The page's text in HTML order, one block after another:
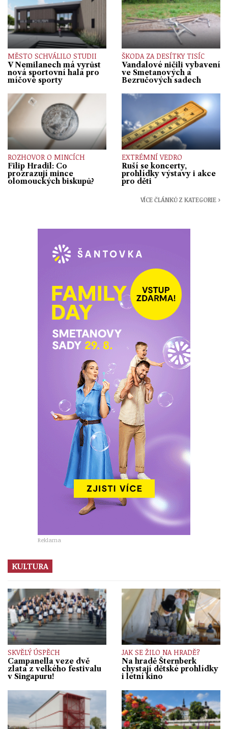
MĚSTO SCHVÁLILO STUDII
V Nemilanech má vyrůst
nová sportovní hala pro
míčové sporty
ŠKODA ZA DESÍTKY TISÍC
Vandalové ničili vybavení
ve Smetanových a
Bezručových sadech
ROZHOVOR O MINCÍCH
Filip Hradil: Co
prozrazují mince
olomouckých biskupů?
EXTRÉMNÍ VEDRO
Ruší se koncerty,
prohlídky výstavy i akce
pro děti
VÍCE ČLÁNKŮ Z KATEGORIE ›
Reklama
KULTURA
SKVĚLÝ ÚSPĚCH
Campanella veze dvě
zlata z velkého festivalu
v Singapuru!
JAK SE ŽILO NA HRADĚ?
Na hradě Šternberk
chystají dětské prohlídky
i letní kino